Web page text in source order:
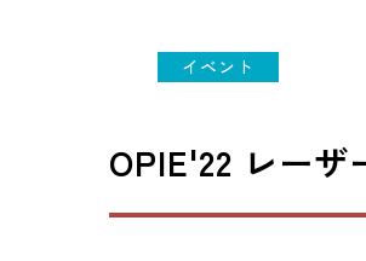
イベント
OPIE'22 レーザ